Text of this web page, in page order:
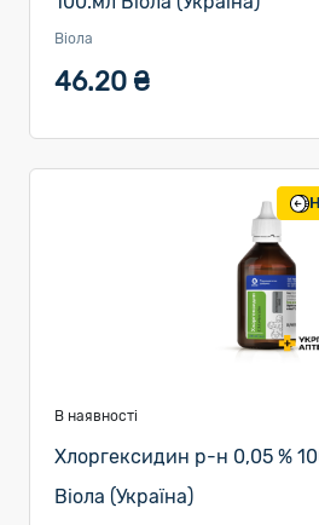
Віола
46.20 ₴
В наявності
Хлоргексидин р-н 0,05 %
Віола (Україна)